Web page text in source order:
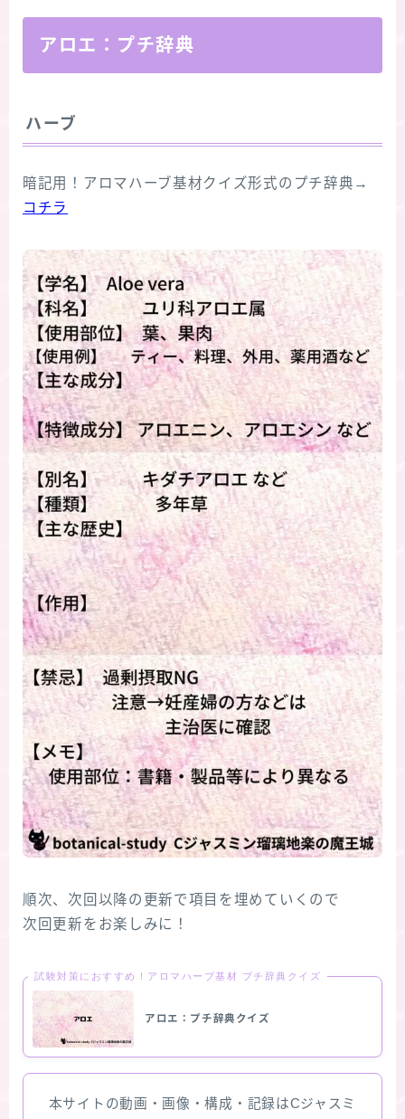
アロエ：プチ辞典
ハーブ
暗記用！アロマハーブ基材クイズ形式のプチ辞典→
コチラ
順次、次回以降の更新で項目を埋めていくので
次回更新をお楽しみに！
試験対策におすすめ！アロマハーブ基材 プチ辞典クイズ
アロエ：プチ辞典クイズ
本サイトの動画・画像・構成・記録はCジャスミ